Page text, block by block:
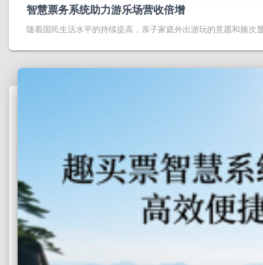
智慧票务系统助力游乐场营收倍增
随着国民生活水平的持续提高，亲子家庭外出游玩的意愿和频次